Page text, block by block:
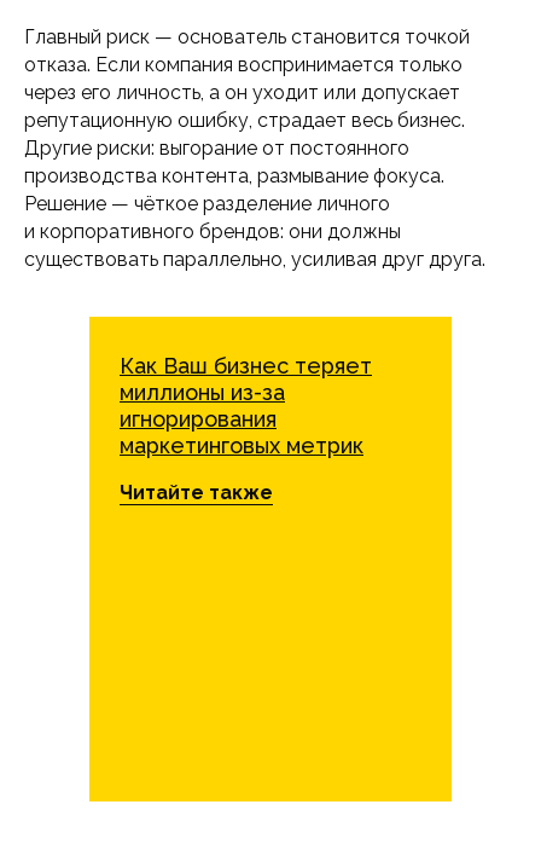
Главный риск — основатель становится точкой
отказа. Если компания воспринимается только
через его личность, а он уходит или допускает
репутационную ошибку, страдает весь бизнес.
Другие риски: выгорание от постоянного
производства контента, размывание фокуса.
Решение — чёткое разделение личного
и корпоративного брендов: они должны
существовать параллельно, усиливая друг друга.
Как Ваш бизнес теряет
миллионы из-за
игнорирования
маркетинговых метрик
Читайте также